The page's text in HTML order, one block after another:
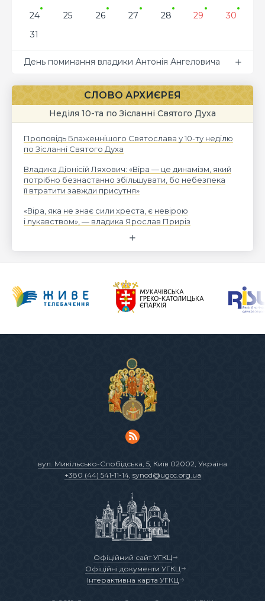
24
25 26 27 28 29
30
31
День поминання владики Антонія Ангеловича
СЛОВО АРХИЄРЕЯ
Неділя 10-та по Зісланні Святого Духа
Проповідь Блаженнішого Святослава у 10-ту неділю
по Зісланні Святого Духа
Владика Діонісій Ляхович: «Віра — це динамізм, який
потрібно безнастанно збільшувати, бо небезпека
її втратити завжди присутня»
«Віра, яка не знає сили хреста, є невірою
і лукавством», — владика Ярослав Приріз
вул. Микільсько-Слобідська, 5 , Київ 02002, Україна
+380 (44) 541-11-14, synod@ugcc.org.ua
Офіційний сайт УГКЦ
Офіційні документи УГКЦ
Інтерактивна карта УГКЦ